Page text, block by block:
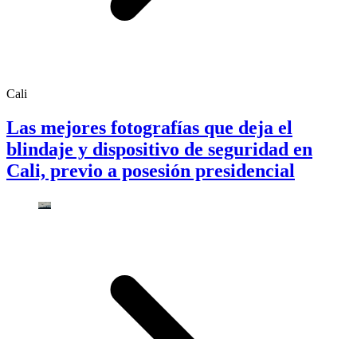
Cali
Las mejores fotografías que deja el
blindaje y dispositivo de seguridad en
Cali, previo a posesión presidencial